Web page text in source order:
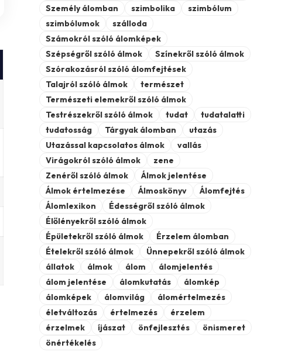
Személy álomban
szimbolika
szimbólum
szimbólumok
szálloda
Számokról szóló álomképek
Szépségről szóló álmok
Színekről szóló álmok
Szórakozásról szóló álomfejtések
Talajról szóló álmok
természet
Természeti elemekről szóló álmok
Testrészekről szóló álmok
tudat
tudatalatti
tudatosság
Tárgyak álomban
utazás
Utazással kapcsolatos álmok
vallás
Virágokról szóló álmok
zene
Zenéről szóló álmok
Álmok jelentése
Álmok értelmezése
Álmoskönyv
Álomfejtés
Álomlexikon
Édességről szóló álmok
Élőlényekről szóló álmok
Épületekről szóló álmok
Érzelem álomban
Ételekről szóló álmok
Ünnepekről szóló álmok
állatok
álmok álom
álomjelentés
álom jelentése
álomkutatás
álomkép
álomképek
álomvilág
álomértelmezés
életváltozás
értelmezés
érzelem
érzelmek
íjászat önfejlesztés
önismeret
önértékelés